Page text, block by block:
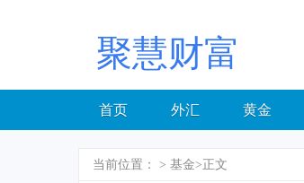
聚慧财富
首页 外汇 黄金
当前位置： > 基金>正文